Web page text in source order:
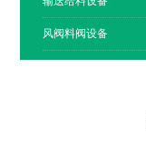
风阀料阀设备